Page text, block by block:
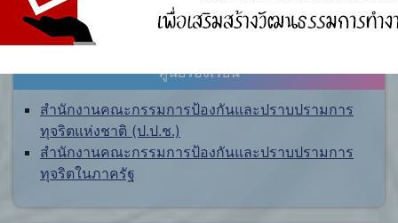
ศูนย์ร้องเรียน
สำนักงานคณะกรรมการป้องกันและปราบปรามการ
ทุจริตแห่งชาติ (ป.ป.ช.)
สำนักงานคณะกรรมการป้องกันและปราบปรามการ
ทุจริตในภาครัฐ